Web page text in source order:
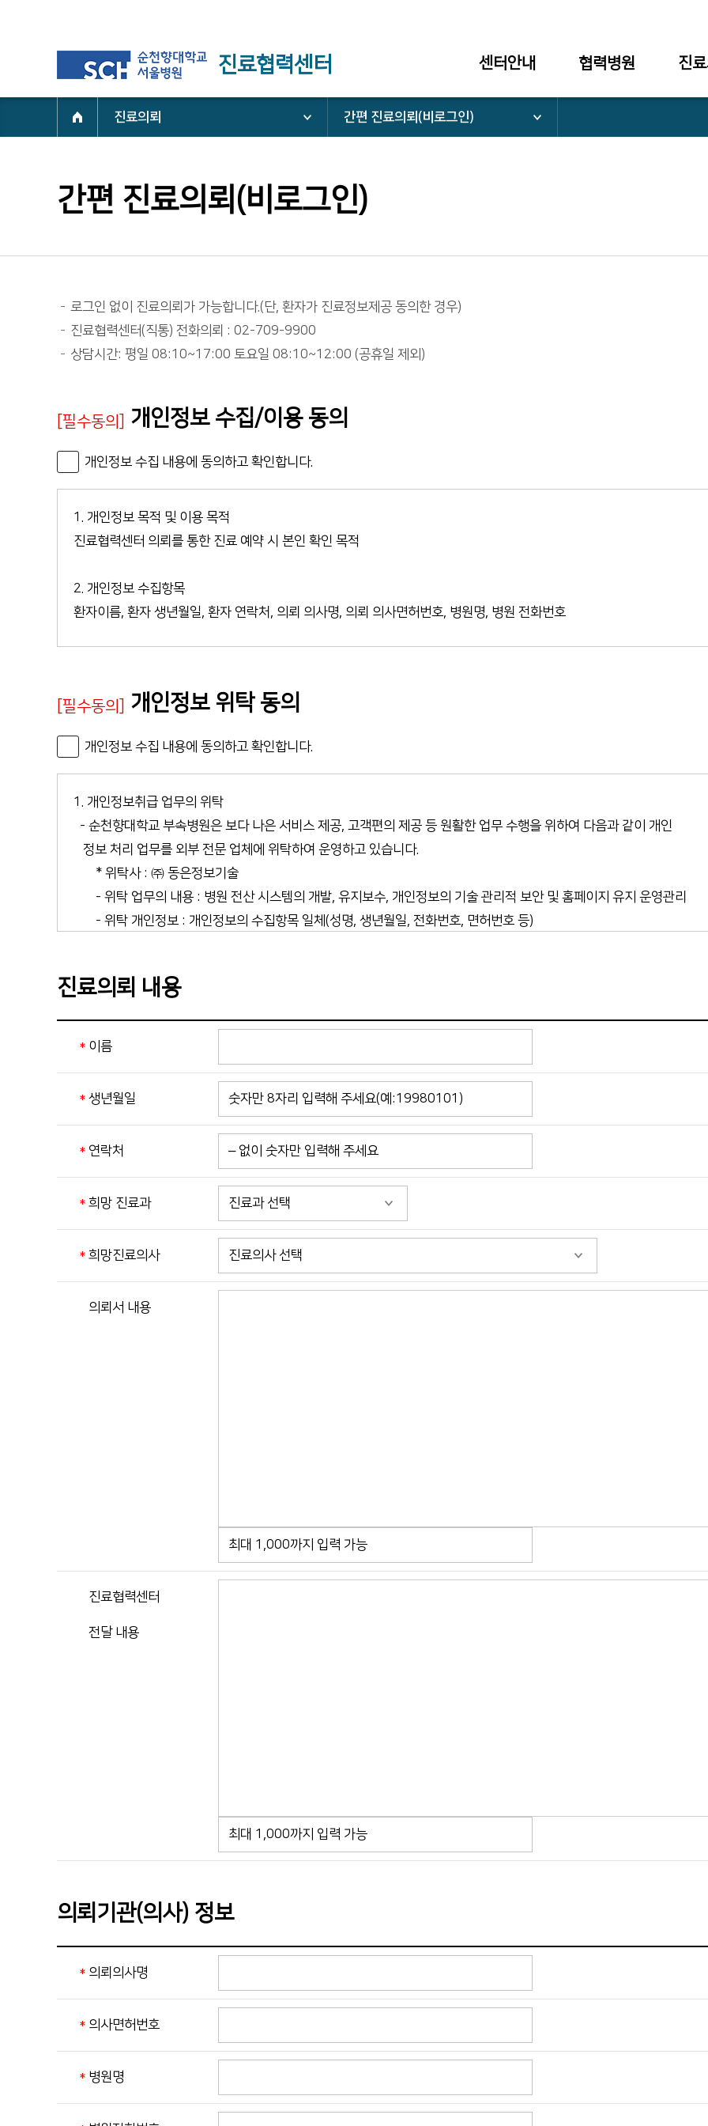
진료협력센터 센터안내 협력병원 진
진료의뢰 간편 진료의뢰(비로그인)
간편 진료의뢰(비로그인)
로그인 없이 진료의뢰가 가능합니다.(단, 환자가 진료정보제공 동의한 경우)
진료협력센터(직통) 전화의뢰 : 02-709-9900
상담시간: 평일 08:10~17:00 토요일 08:10~12:00 (공휴일 제외)
[필수동의] 개인정보 수집/이용 동의
개인정보 수집 내용에 동의하고 확인합니다.
[필수동의] 개인정보 위탁 동의
개인정보 수집 내용에 동의하고 확인합니다.
진료의뢰 내용
이름
생년월일
연락처
희망 진료과
희망진료의사
의뢰서 내용
진료협력센터
전달 내용
의뢰기관(의사) 정보
의뢰의사명
의사면허번호
병원명